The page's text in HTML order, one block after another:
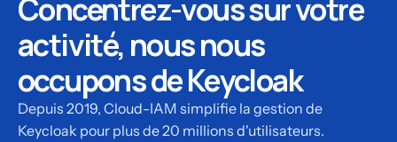
Concentrez-vous sur votre
activité, nous nous
occupons de Keycloak
Depuis 2019, Cloud-IAM simplifie la gestion de
Keycloak pour plus de 20 millions d'utilisateurs.